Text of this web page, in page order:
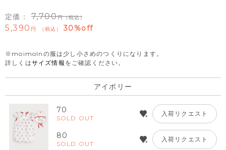
定価： 7,700 （税込）
5,390 税込 30%off
※moimolnの服は少し小さめのつくりになります。
詳しくはサイズ情報 をご確認ください。
アイボリー
70
SOLD OUT
入荷リクエスト
80
SOLD OUT
入荷リクエスト